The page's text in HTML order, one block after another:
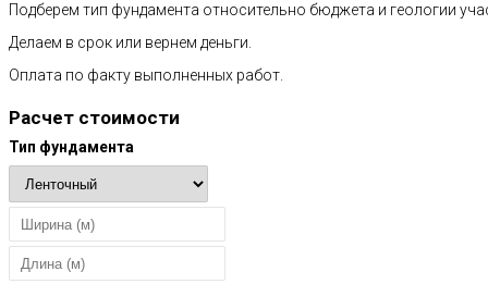
Подберем тип фундамента относительно бюджета и геологии
Делаем в срок или вернем деньги.
Оплата по факту выполненных работ.
Расчет стоимости
Тип фундамента